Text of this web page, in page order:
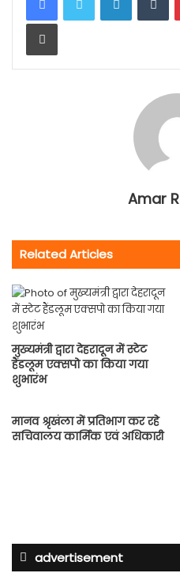
Print
Amar
Related Articles
मुख्यमंत्री द्वारा देहरादून में स्टेट
हैंडलूम एक्सपो का किया गया
शुभारंभ
मानव श्रृखंला में प्रतिभाग कर रहे
सचिवालय कार्मिक एवं अधिकारी
advertisement